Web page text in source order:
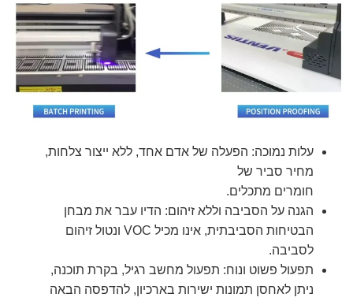
עלות נמוכה: הפעלה של אדם אחד, ללא ייצור צלחות,
מחיר סביר של
חומרים מתכלים.
הגנה על הסביבה וללא זיהום: הדיו עבר את מבחן
הבטיחות הסביבתית, אינו מכיל VOC ונטול זיהום
לסביבה.
תפעול פשוט ונוח: תפעול מחשב רגיל, בקרת תוכנה,
ניתן לאחסן תמונות ישירות בארכיון, להדפסה הבאה